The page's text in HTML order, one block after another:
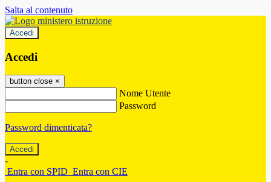
Salta al contenuto
Accedi
Accedi
button close ×
Nome Utente
Password
Password dimenticata?
-
Entra con SPID Entra con CIE